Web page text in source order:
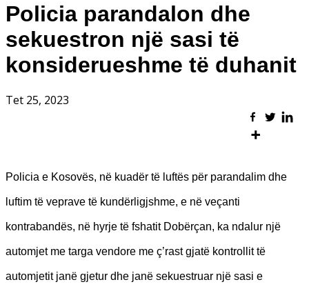
Policia parandalon dhe
sekuestron një sasi të
konsiderueshme të duhanit
Tet 25, 2023
Policia e Kosovës, në kuadër të luftës për parandalim dhe
luftim të veprave të kundërligjshme, e në veçanti
kontrabandës, në hyrje të fshatit Dobërçan, ka ndalur një
automjet me targa vendore me ç’rast gjatë kontrollit të
automjetit janë gjetur dhe janë sekuestruar një sasi e